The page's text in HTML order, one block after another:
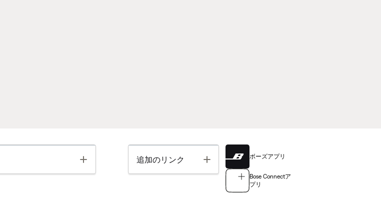
Toggle 追加のリンク Toggle ボーズアプリ
Bose Connectア
プリ